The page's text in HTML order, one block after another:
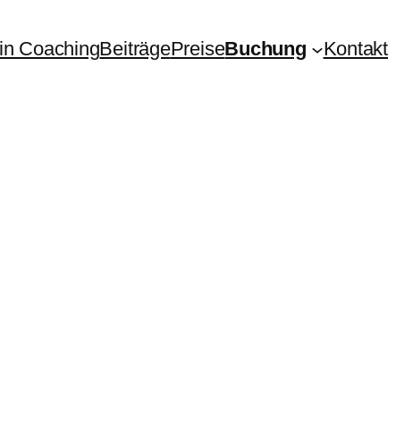
CoachingBeiträgePreiseBuchung Kontakt